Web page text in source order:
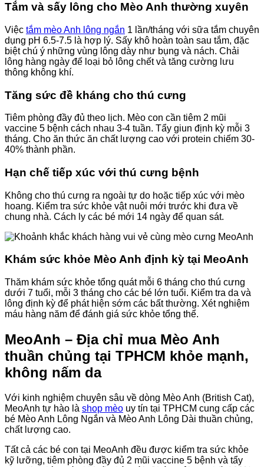
Tắm và sấy lông cho Mèo Anh thường xuyên
Việc tắm mèo Anh lông ngắn 1 lần/tháng với sữa tắm chuyên
dụng pH 6.5-7.5 là hợp lý. Sấy khô hoàn toàn sau tắm, đặc
biệt chú ý những vùng lông dày như bụng và nách. Chải
lông hàng ngày để loại bỏ lông chết và tăng cường lưu
thông không khí.
Tăng sức đề kháng cho thú cưng
Tiêm phòng đầy đủ theo lịch. Mèo con cần tiêm 2 mũi
vaccine 5 bệnh cách nhau 3-4 tuần. Tẩy giun định kỳ mỗi 3
tháng. Cho ăn thức ăn chất lượng cao với protein chiếm 30-
40% thành phần.
Hạn chế tiếp xúc với thú cưng bệnh
Không cho thú cưng ra ngoài tự do hoặc tiếp xúc với mèo
hoang. Kiểm tra sức khỏe vật nuôi mới trước khi đưa về
chung nhà. Cách ly các bé mới 14 ngày để quan sát.
Khám sức khỏe Mèo Anh định kỳ tại MeoAnh
Thăm khám sức khỏe tổng quát mỗi 6 tháng cho thú cưng
dưới 7 tuổi, mỗi 3 tháng cho các bé lớn tuổi. Kiểm tra da và
lông định kỳ để phát hiện sớm các bất thường. Xét nghiệm
máu hàng năm để đánh giá sức khỏe tổng thể.
MeoAnh – Địa chỉ mua Mèo Anh
thuần chủng tại TPHCM khỏe mạnh,
không nấm da
Với kinh nghiệm chuyên sâu về dòng Mèo Anh (British Cat),
MeoAnh tự hào là shop mèo uy tín tại TPHCM cung cấp các
bé Mèo Anh Lông Ngắn và Mèo Anh Lông Dài thuần chủng,
chất lượng cao.
Tất cả các bé con tại MeoAnh đều được kiểm tra sức khỏe
kỹ lưỡng, tiêm phòng đầy đủ 2 mũi vaccine 5 bệnh và tẩy